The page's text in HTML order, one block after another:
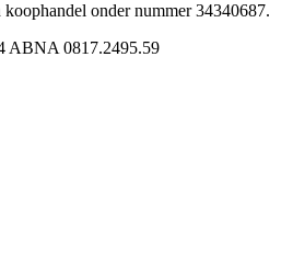
onder nummer 34340687.
0817.2495.59